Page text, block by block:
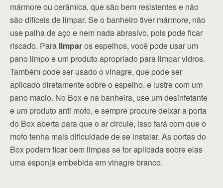
mármore ou cerâmica, que são bem resistentes e não
são difíceis de limpar. Se o banheiro tiver mármore, não
use palha de aço e nem nada abrasivo, pois pode ficar
riscado. Para limparos espelhos, você pode usar um
pano limpo e um produto apropriado para limpar vidros.
Também pode ser usado o vinagre, que pode ser
aplicado diretamente sobre o espelho, e lustre com um
pano macio. No Box e na banheira, use um desinfetante
e um produto anti mofo, e sempre procure deixar a porta
do Box aberta para que o ar circule, isso fará com que o
mofo tenha mais dificuldade de se instalar. As portas do
Box podem ficar bem limpas se for aplicada sobre elas
uma esponja embebida em vinagre branco.